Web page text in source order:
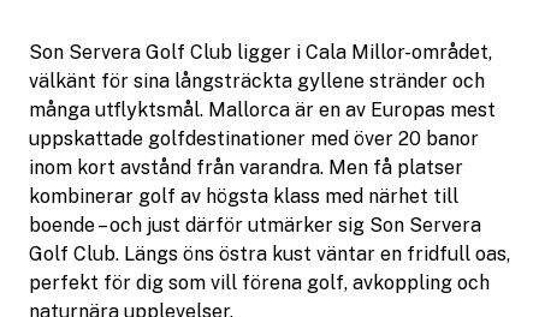
Son Servera Golf Club ligger i Cala Millor-området,
välkänt för sina långsträckta gyllene stränder och
många utflyktsmål. Mallorca är en av Europas mest
uppskattade golfdestinationer med över 20 banor
inom kort avstånd från varandra. Men få platser
kombinerar golf av högsta klass med närhet till
boende – och just därför utmärker sig Son Servera
Golf Club. Längs öns östra kust väntar en fridfull oas,
perfekt för dig som vill förena golf, avkoppling och
naturnära upplevelser.